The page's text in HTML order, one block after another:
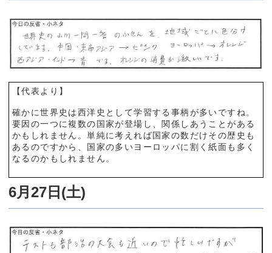
【代表より】
確かに世界史は西洋史として学習する事柄が多いですね。
要因の一つに複数の国家が登場し、関係しあうことがある
かもしれません。単純に考えれば国家の数だけその歴史も
あるのですから、国家の多いヨーロッパに割く紙面も多く
なるのかもしれません。
6月27日(土)